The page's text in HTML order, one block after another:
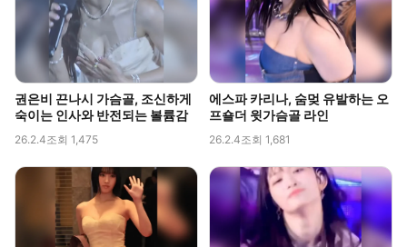
권은비 끈나시 가슴골, 조신하게
숙이는 인사와 반전되는 볼륨감
26.2.4조회 1,475
에스파 카리나, 숨멎 유발하는 오
프숄더 윗가슴골 라인
26.2.4조회 1,681